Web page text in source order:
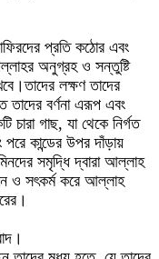
প্রতি কঠোর এবং
অনুগ্রহ ও সন্তুষ্টি
লক্ষণ তাদের
তাদের বর্ণনা এরূপ এবং
চারা গাছ, যা থেকে নির্গত
কান্ডের উপর দাঁড়ায়
সমৃদ্ধি দ্বারা আল্লাহ
ও সৎকর্ম করে আল্লাহ